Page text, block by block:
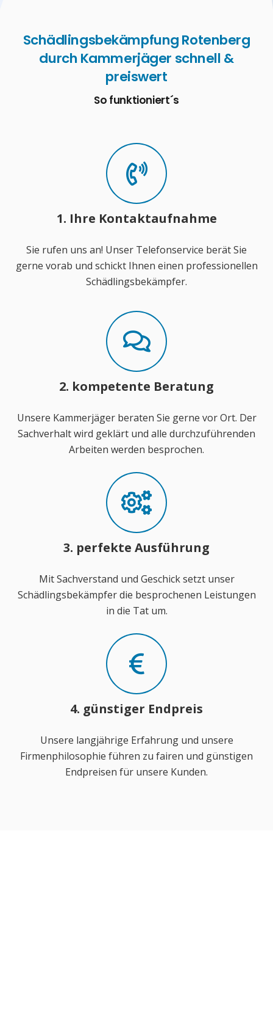
Schädlingsbekämpfung Rotenberg
durch Kammerjäger schnell &
preiswert
So funktioniert´s
1. Ihre Kontaktaufnahme
Sie rufen uns an! Unser Telefonservice berät Sie
gerne vorab und schickt Ihnen einen professionellen
Schädlingsbekämpfer.
2. kompetente Beratung
Unsere Kammerjäger beraten Sie gerne vor Ort. Der
Sachverhalt wird geklärt und alle durchzuführenden
Arbeiten werden besprochen.
3. perfekte Ausführung
Mit Sachverstand und Geschick setzt unser
Schädlingsbekämpfer die besprochenen Leistungen
in die Tat um.
4. günstiger Endpreis
Unsere langjährige Erfahrung und unsere
Firmenphilosophie führen zu fairen und günstigen
Endpreisen für unsere Kunden.